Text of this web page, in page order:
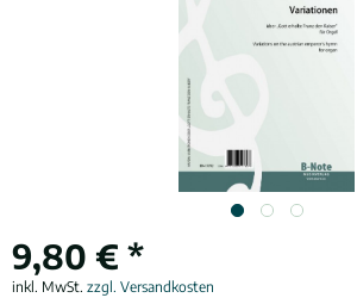
9,80 € *
inkl. MwSt. zzgl. Versandkosten